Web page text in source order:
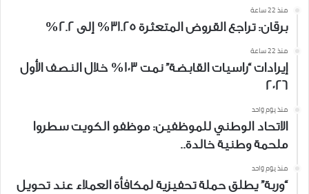
منذ 22 ساعة
برقان: تراجع القروض المتعثرة 31.25% إلى 2.2%
منذ 22 ساعة
إيرادات “راسيات القابضة” نمت 103% خلال النصف الأول
2026
منذ يوم واحد
الاتحاد الوطني للموظفين: موظفو الكويت سطروا
ملحمة وطنية خالدة..
منذ يوم واحد
“وربة” يطلق حملة تحفيزية لمكافأة العملاء عند تحويل